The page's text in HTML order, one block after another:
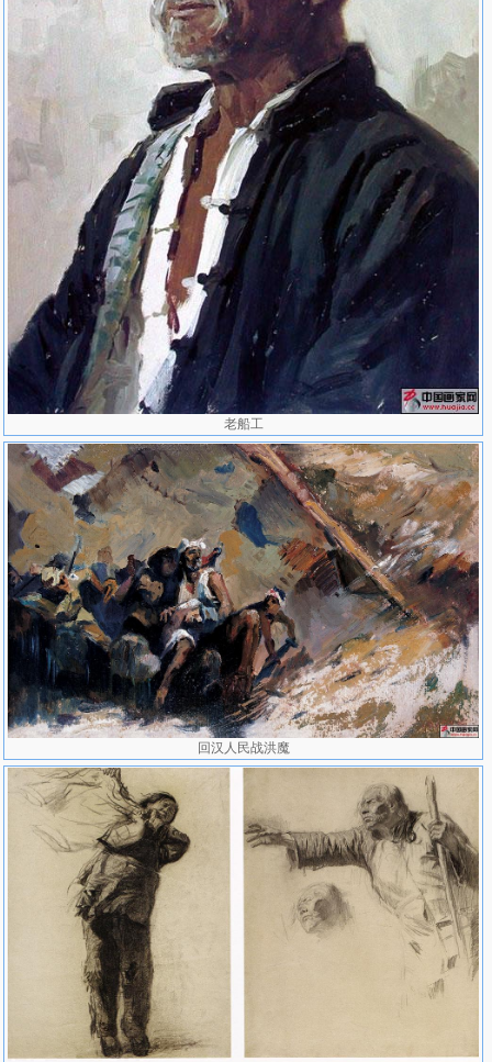
撼人心的力量在中国现代美术史上写下了厚重的一笔。
王先生不仅对油画、素描有精深造诣，而且木刻、速写、水墨、书
法各方面的创作也有相当高的水平，可以说他的修养和才华都史全面
的，而他对农民的热爱，对农民的理解，以及他为此而付出的心血更
是令人难以忘怀。
老船工
回汉人民战洪魔